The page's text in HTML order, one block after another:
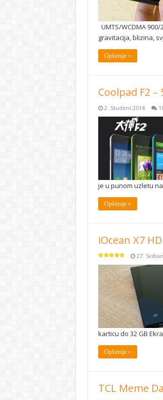
UMTS/WCDMA
gravitacija, blizina,
Opširnije »
Coolpad F2
2. Studeni 2014
je u punom uzletu
Opširnije »
iOcean X7
27.
karticu do 32 GB
Opširnije »
TCL Meme